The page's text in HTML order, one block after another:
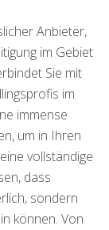
Anbieter,
im Gebiet
Sie mit
im
immense
um in Ihren
vollständige
dass
sondern
können. Von